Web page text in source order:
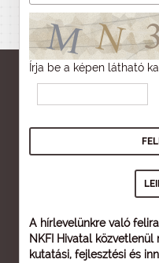
Írja be a képen látható
A hírlevelünkre való
NKFI Hivatal
kutatási, fejlesztési és